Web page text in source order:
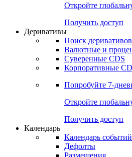
Откройте
Получить доступ
Деривативы
Поиск деривативов
Валютные и
Суверенные CDS
Корпоративные
Попробуйте 7-
Откройте
Получить доступ
Календарь
Календарь событий
Дефолты
Размещения